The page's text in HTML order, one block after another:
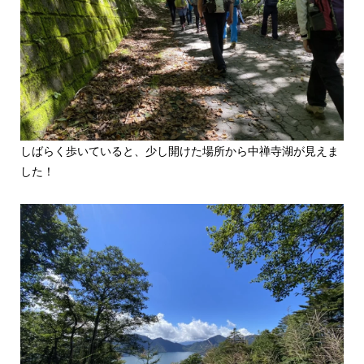
しばらく歩いていると、少し開けた場所から中禅寺湖が見えま
した！